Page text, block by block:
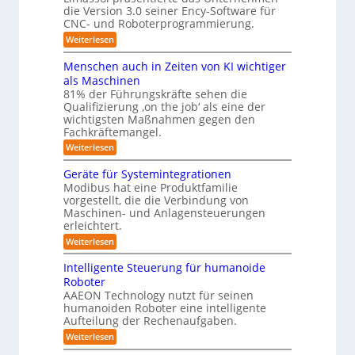
s
u
n
g
e
n
y
s
t
e
m
f
ü
r
R
o
b
t
i
k
u
n
L
g
i
s
t
ü
r
I
n
d
u
s
t
r
i
e
r
o
b
o
t
e
r
l
e
i
c
h
v
o
n
m
i
l
i
t
ä
r
i
s
c
h
e
r
B
o
d
e
r
o
b
o
t
i
S
t
a
t
i
o
n
e
n
-
S
c
h
w
i
ß
c
o
b
o
t
die Version 3.0 seiner Ency-Software für
CNC- und Roboterprogrammierung.
Weiterlesen:
P
ä
s
e
n
t
a
t
i
o
n
v
o
n
E
n
c
y
.
Menschen auch in Zeiten von KI wichtiger
als Maschinen
81% der Führungskräfte sehen die
Qualifizierung ‚on the job‘ als eine der
wichtigsten Maßnahmen gegen den
Fachkräftemangel.
Weiterlesen:
M
n
s
c
h
e
n
a
u
c
i
n
Z
e
i
t
Geräte für Systemintegrationen
Modibus hat eine Produktfamilie
vorgestellt, die die Verbindung von
Maschinen- und Anlagensteuerungen
erleichtert.
Weiterlesen:
G
e
r
t
e
f
ü
r
S
Intelligente Steuerung für humanoide
Roboter
AAEON Technology nutzt für seinen
humanoiden Roboter eine intelligente
Aufteilung der Rechenaufgaben.
Weiterlesen:
I